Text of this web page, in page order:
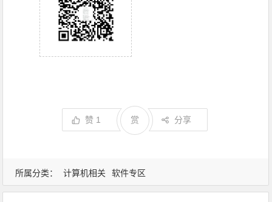
赞 1 分享
赏
所属分类： 计算机相关 软件专区